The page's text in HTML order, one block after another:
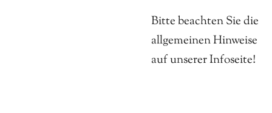
Bitte beachten Sie die
allgemeinen Hinweise
auf unserer Infoseite!